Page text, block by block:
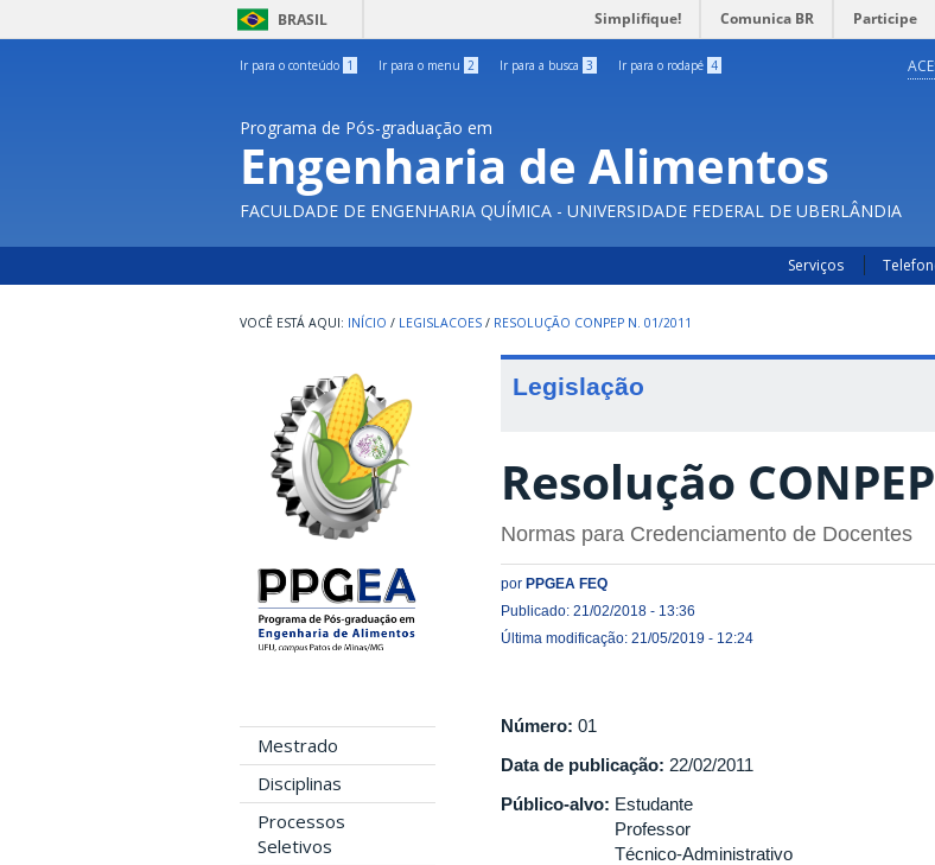
BRASIL Simplifique! Comunica BR Participe
Ir para o conteúdo 1 Ir para o menu 2 Ir para a busca 3 Ir para o rodapé 4
Programa de Pós-graduação em
Engenharia de Alimentos
FACULDADE DE ENGENHARIA QUÍMICA - UNIVERSIDADE FEDERAL DE UBERLÂNDIA
Serviços
INÍCIO / LEGISLACOES / RESOLUÇÃO CONPEP N. 01/2011
Mestrado
Disciplinas
Processos
Seletivos
Legislação
Resolução
Normas para Credenciamento de Docentes
por PPGEA FEQ
Publicado: 21/02/2018 - 13:36
Última modificação: 21/05/2019 - 12:24
Número: 01
Data de publicação: 22/02/2011
Público-alvo: Estudante
Professor
Técnico-Administrativo